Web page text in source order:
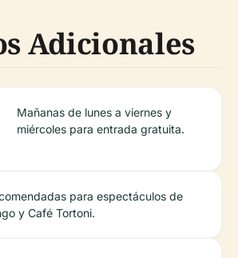
Adicionales
Mañanas de lunes a viernes y
miércoles para entrada gratuita.
para espectáculos de
y Café Tortoni.